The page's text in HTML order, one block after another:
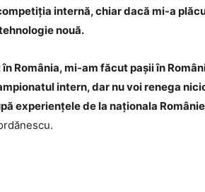
internă, chiar dacă mi-a
nouă.
România, mi-am făcut pașii în
intern, dar nu voi renega
experiențele de la naționala